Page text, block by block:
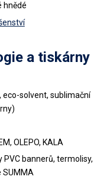
hnědé
a tiskárny
eco-solvent, sublimační
OLEPO, KALA
PVC bannerů, termolisy,
SUMMA